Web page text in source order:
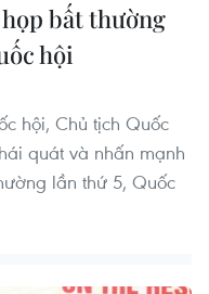
bất thường
hội
hội, Chủ tịch Quốc
quát và nhấn mạnh
lần thứ 5, Quốc